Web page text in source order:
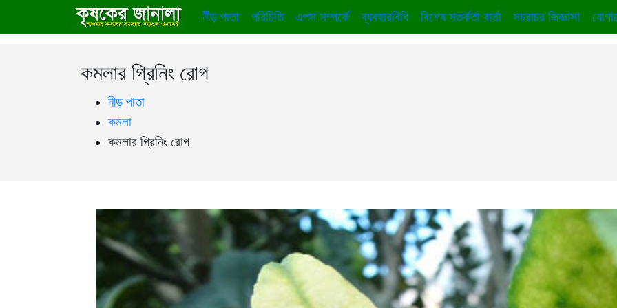
নীড় পাতা পরিচিতি এপস সম্পর্কে ব্যবহারবিধি বিশেষ সতর্কতা বার্তা সচরাচর জিজ্ঞাসা
কমলার গ্রিনিং রোগ
নীড় পাতা
কমলা
কমলার গ্রিনিং রোগ